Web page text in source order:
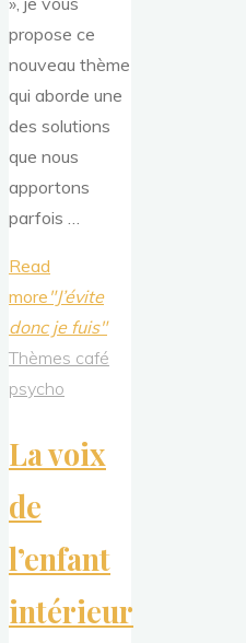
propose ce
nouveau thème
qui aborde une
des solutions
que nous
apportons
parfois …
Read
more "J’évite
donc je fuis"
Thèmes café
psycho
La voix
de
l’enfant
intérieur